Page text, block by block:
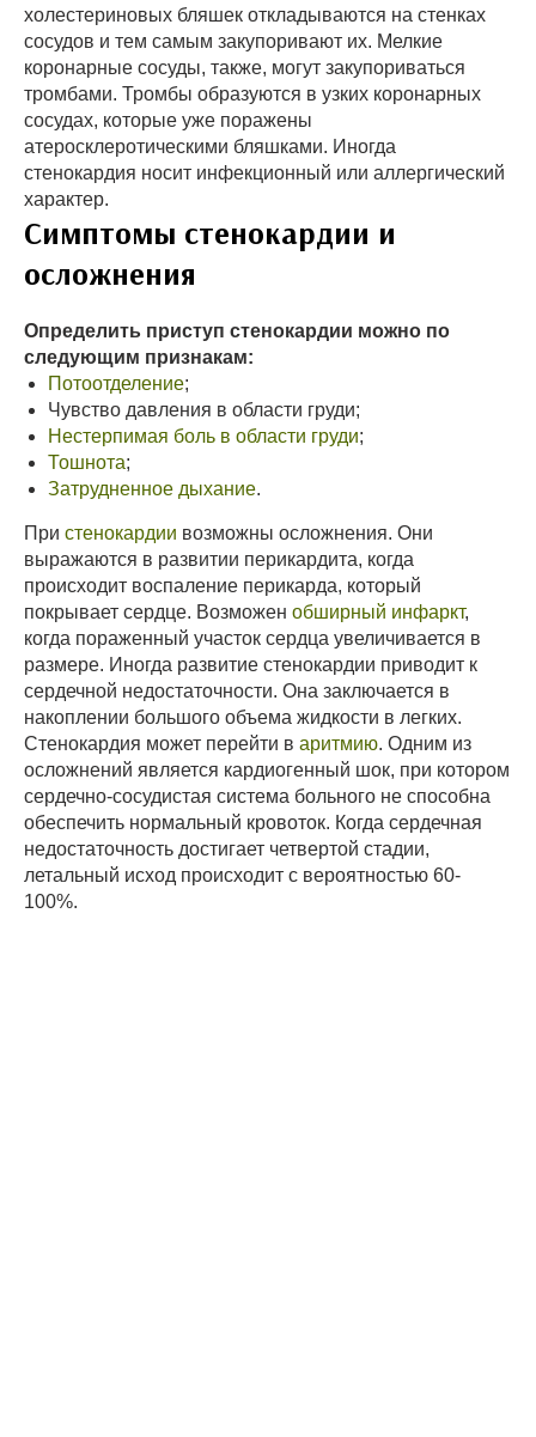
холестериновых бляшек откладываются на стенках
сосудов и тем самым закупоривают их. Мелкие
коронарные сосуды, также, могут закупориваться
тромбами. Тромбы образуются в узких коронарных
сосудах, которые уже поражены
атеросклеротическими бляшками. Иногда
стенокардия носит инфекционный или аллергический
характер.
Симптомы стенокардии и
осложнения
Определить приступ стенокардии можно по
следующим признакам:
Потоотделение;
Чувство давления в области груди;
Нестерпимая боль в области груди;
Тошнота;
Затрудненное дыхание.
При стенокардии возможны осложнения. Они
выражаются в развитии перикардита, когда
происходит воспаление перикарда, который
покрывает сердце. Возможен обширный инфаркт,
когда пораженный участок сердца увеличивается в
размере. Иногда развитие стенокардии приводит к
сердечной недостаточности. Она заключается в
накоплении большого объема жидкости в легких.
Стенокардия может перейти в аритмию. Одним из
осложнений является кардиогенный шок, при котором
сердечно-сосудистая система больного не способна
обеспечить нормальный кровоток. Когда сердечная
недостаточность достигает четвертой стадии,
летальный исход происходит с вероятностью 60-
100%.